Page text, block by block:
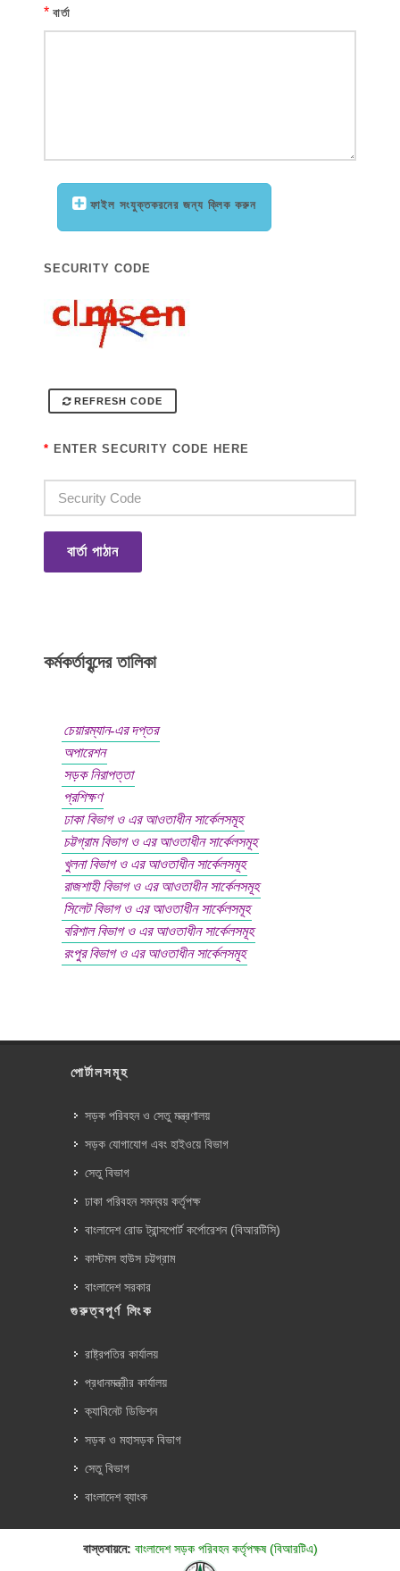
* বার্তা
ফাইল সংযুক্তকরনের জন্য ক্লিক করুন
SECURITY CODE
REFRESH CODE
* ENTER SECURITY CODE HERE
বার্তা পাঠান
কর্মকর্তাবৃন্দের তালিকা
চেয়ারম্যান-এর দপ্তর
অপারেশন
সড়ক নিরাপত্তা
প্রশিক্ষণ
ঢাকা বিভাগ ও এর আওতাধীন সার্কেলসমূহ
চট্টগ্রাম বিভাগ ও এর আওতাধীন সার্কেলসমূহ
খুলনা বিভাগ ও এর আওতাধীন সার্কেলসমূহ
রাজশাহী বিভাগ ও এর আওতাধীন সার্কেলসমূহ
সিলেট বিভাগ ও এর আওতাধীন সার্কেলসমূহ
বরিশাল বিভাগ ও এর আওতাধীন সার্কেলসমূহ
রংপুর বিভাগ ও এর আওতাধীন সার্কেলসমূহ
পোর্টালসমূহ
সড়ক পরিবহন ও সেতু মন্ত্রণালয়
সড়ক যোগাযোগ এবং হাইওয়ে বিভাগ
সেতু বিভাগ
ঢাকা পরিবহন সমন্বয় কর্তৃপক্ষ
বাংলাদেশ রোড ট্রান্সপোর্ট কর্পোরেশন (বিআরটিসি)
কাস্টমস হাউস চট্টগ্রাম
বাংলাদেশ সরকার
গুরুত্বপূর্ণ লিংক
রাষ্ট্রপতির কার্যালয়
প্রধানমন্ত্রীর কার্যালয়
ক্যাবিনেট ডিভিশন
সড়ক ও মহাসড়ক বিভাগ
সেতু বিভাগ
বাংলাদেশ ব্যাংক
বাস্তবায়নে: বাংলাদেশ সড়ক পরিবহন কর্তৃপক্ষ (বিআরটিএ)